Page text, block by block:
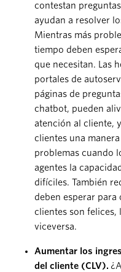
contestan
ayudan a resolver
Mientras más
tiempo deben
que necesitan. Las
portales de
páginas de
chatbot, pueden
atención al cliente,
clientes una
problemas cuando
agentes la
difíciles. También
deben esperar para
clientes son felices,
viceversa.
Aumentar los
del cliente (CLV).